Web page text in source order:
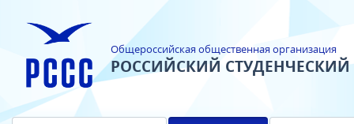
Общероссийская общественная организация
РОССИЙСКИЙ